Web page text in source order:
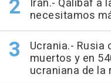
Irán.- Qalibaf a
necesitamos
Ucrania.-
muertos y en
ucraniana de la